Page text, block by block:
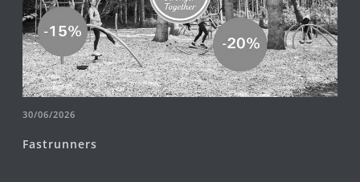
30/06/2026
Fastrunners